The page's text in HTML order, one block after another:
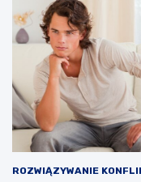
ROZWIĄZYWANIE